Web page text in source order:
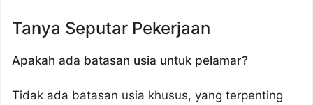
Tanya Seputar Pekerjaan
Apakah ada batasan usia untuk pelamar?
Tidak ada batasan usia khusus, yang terpenting